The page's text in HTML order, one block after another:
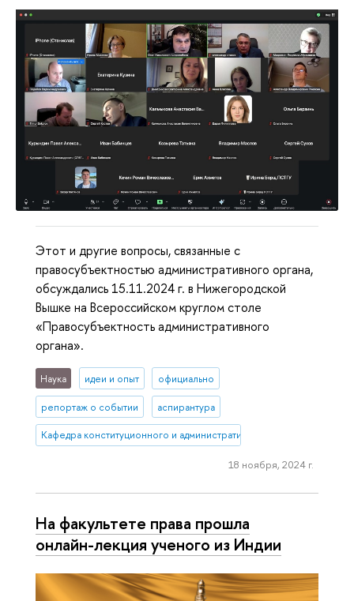
Этот и другие вопросы, связанные с
правосубъектностью административного органа,
обсуждались 15.11.2024 г. в Нижегородской
Вышке на Всероссийском круглом столе
«Правосубъектность административного
органа».
Наука идеи и опыт официально
репортаж о событии аспирантура
Кафедра конституционного и административного права (Нижний
18 ноября, 2024 г.
На факультете права прошла
онлайн-лекция ученого из Индии